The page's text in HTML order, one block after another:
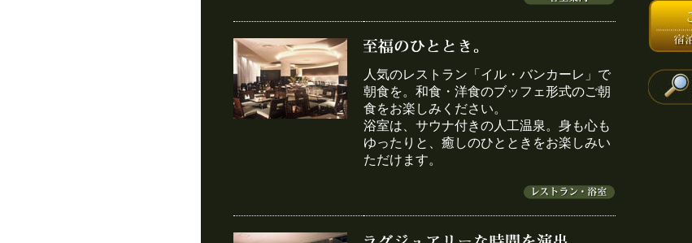
人気のレストラン「イル・バンカーレ」で
朝食を。和食・洋食のブッフェ形式のご朝
食をお楽しみください。
浴室は、サウナ付きの人工温泉。身も心も
ゆったりと、癒しのひとときをお楽しみい
ただけます。